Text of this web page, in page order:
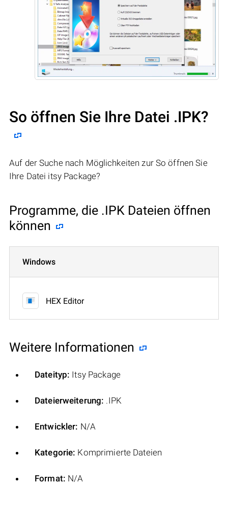
So öffnen Sie Ihre Datei .IPK?
Auf der Suche nach Möglichkeiten zur So öffnen Sie
Ihre Datei itsy Package?
Programme, die .IPK Dateien öffnen
können
Windows
HEX Editor
Weitere Informationen
Dateityp: Itsy Package
Dateierweiterung: .IPK
Entwickler: N/A
Kategorie: Komprimierte Dateien
Format: N/A